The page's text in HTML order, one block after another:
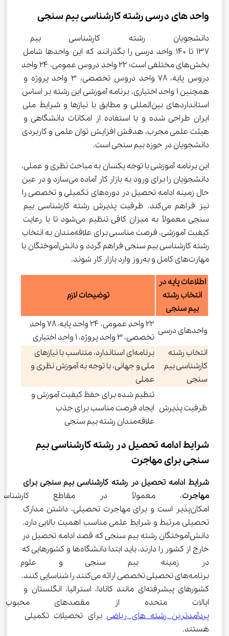
واحد های درسی رشته کارشناسی بیم سنجی
دانشجویان رشته کارشناسی
۱۳۷ تا ۱۴۰ واحد درسی را بگذرانند که این واحدها شامل
بخش‌های مختلفی است؛ ۲۲ واحد دروس عمومی، ۲۴ واحد
دروس پایه، ۷۸ واحد دروس تخصصی، ۳ واحد پروژه و
همچنین ۱ واحد اختیاری. برنامه آموزشی این رشته بر اساس
استانداردهای بین‌المللی و مطابق با نیازها و شرایط ملی
ایران طراحی شده و با استفاده از امکانات دانشگاهی و
هیئت علمی مجرب، هدفش افزایش توان علمی و کاربردی
دانشجویان در حوزه بیم سنجی است.
این برنامه آموزشی با توجه یکسان به مباحث نظری و عملی،
دانشجویان را برای ورود به بازار کار آماده می‌سازد و در عین
حال زمینه ادامه تحصیل در دوره‌های تکمیلی و تخصصی را
نیز فراهم می‌کند. ظرفیت پذیرش رشته کارشناسی بیم
سنجی معمولاً به میزان کافی تنظیم می‌شود تا با رعایت
کیفیت آموزشی، فرصت مناسبی برای علاقه‌مندان به انتخاب
رشته کارشناسی بیم سنجی فراهم گردد و دانش‌آموختگان با
مهارت‌های کامل و به‌روز وارد بازار کار شوند.
اطلاعات پایه در
انتخاب رشته
بیم سنجی
توضیحات لازم
واحدهای درسی
۲۲ واحد عمومی، ۲۴ واحد پایه، ۷۸ واحد
تخصصی، ۳ واحد پروژه، ۱ واحد اختیاری
انتخاب رشته
کارشناسی بیم
سنجی
برنامه‌ای استاندارد، متناسب با نیازهای
ملی و جهانی، با توجه به آموزش نظری و
عملی
ظرفیت پذیرش
تنظیم شده برای حفظ کیفیت آموزش و
ایجاد فرصت مناسب برای جذب
علاقه‌مندان رشته بیم سنجی
شرایط ادامه تحصیل در رشته کارشناسی بیم
سنجی برای مهاجرت
شرایط ادامه تحصیل در رشته کارشناسی بیم سنجی برای
مهاجرت، معمولاً در مقاطع
امکان‌پذیر است و برای مهاجرت تحصیلی، داشتن مدارک
تحصیلی مرتبط و شرایط علمی مناسب اهمیت بالایی دارد.
دانش‌آموختگان رشته بیم سنجی که قصد ادامه تحصیل در
خارج از کشور را دارند، باید ابتدا دانشگاه‌ها و کشورهایی که
در زمینه بیم سنجی و علوم
برنامه‌های تحصیلی تخصصی ارائه می‌کنند را شناسایی کنند.
کشورهای پیشرفته‌ای مانند کانادا، استرالیا، انگلستان و
ایالات متحده از مقصدهای
پردآمدترین رشته های ریاضی برای تحصیلات تکمیلی
هستند.